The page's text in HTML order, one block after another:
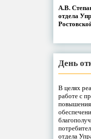
А.В.
отдела
День
В целях
работе с
повышения
отдела